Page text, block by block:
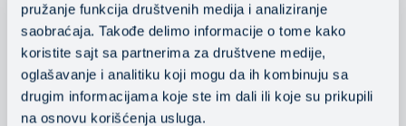
pružanje funkcija društvenih medija i analiziranje
saobraćaja. Takođe delimo informacije o tome kako
koristite sajt sa partnerima za društvene medije,
oglašavanje i analitiku koji mogu da ih kombinuju sa
drugim informacijama koje ste im dali ili koje su prikupili
na osnovu korišćenja usluga.